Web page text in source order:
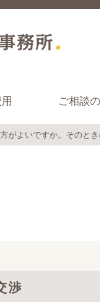
ご相談
よいですか。そのとき
渉